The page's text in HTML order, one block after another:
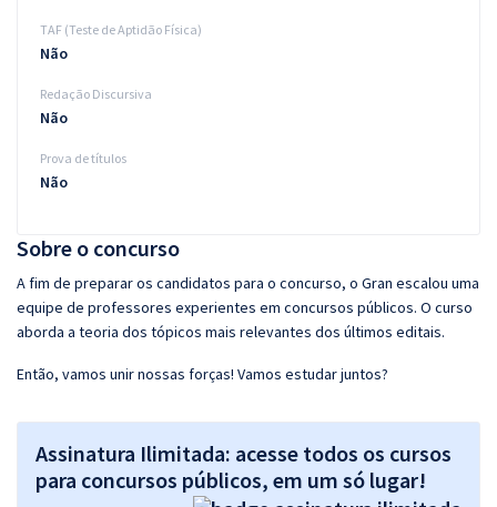
Sobre o concurso
A fim de preparar os candidatos para o concurso, o Gran escalou uma
equipe de professores experientes em concursos públicos. O curso
aborda a teoria dos tópicos mais relevantes dos últimos editais.
Então, vamos unir nossas forças! Vamos estudar juntos?
Assinatura Ilimitada: acesse todos os cursos
para concursos públicos, em um só lugar!
TAF (Teste de Aptidão Física)
Não
Redação Discursiva
Não
Prova de títulos
Não